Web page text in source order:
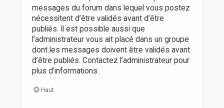
messages du forum dans lequel vous postez
nécessitent d’être validés avant d’être
publiés. Il est possible aussi que
l’administrateur vous ait placé dans un groupe
dont les messages doivent être validés avant
d’être publiés. Contactez l’administrateur pour
plus d’informations.
Haut